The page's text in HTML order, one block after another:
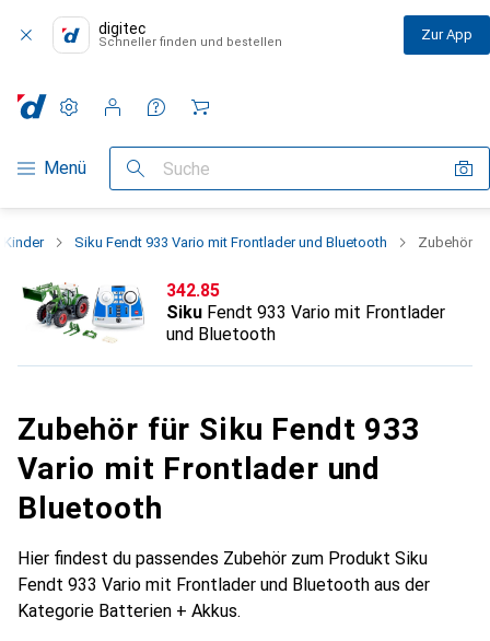
digitec
Schneller finden und bestellen Zur App
Navigation nach Kategorien
Menü Suche
Einstellungen
Kundenkonto
Vergleichslisten
Merklisten
Warenkorb
Siku Fendt 933 Vario mit Frontlader und Bluetooth Zubehör
CHF
342.85
Siku Fendt 933 Vario mit Frontlader
und Bluetooth
Zubehör für Siku Fendt 933
Vario mit Frontlader und
Bluetooth
Hier findest du passendes Zubehör zum Produkt Siku
Fendt 933 Vario mit Frontlader und Bluetooth aus der
Kategorie Batterien + Akkus.